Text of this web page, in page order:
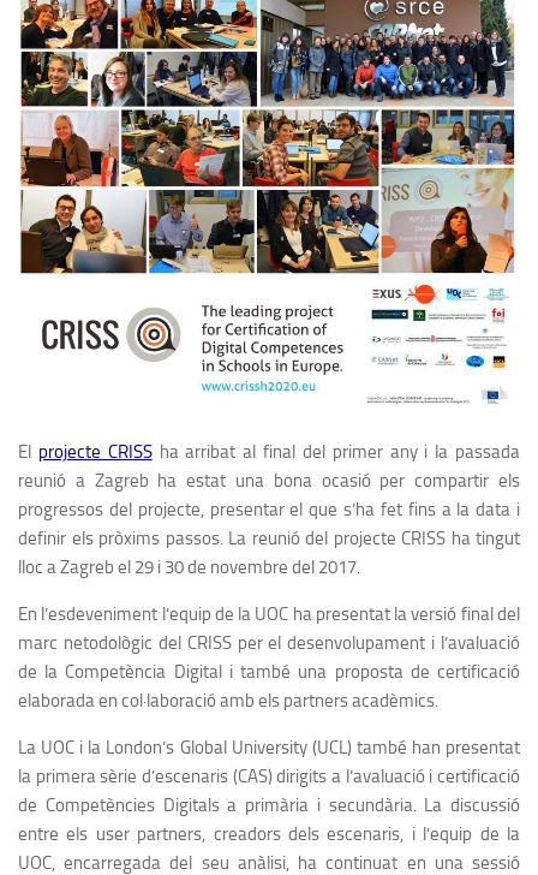
El projecte CRISSha arribat al final del primer any i la passada
reunió a Zagreb ha estat una bona ocasió per compartir els
progressos del projecte, presentar el que s’ha fet fins a la data i
definir els pròxims passos. La reunió del projecte CRISS ha tingut
lloc a Zagreb el 29 i 30 de novembre del 2017.
En l’esdeveniment l’equip de la UOC ha presentat la versió final del
marc netodològic del CRISS per el desenvolupament i l’avaluació
de la Competència Digital i també una proposta de certificació
elaborada en col·laboració amb els partners acadèmics.
La UOC i la London’s Global University (UCL) també han presentat
la primera sèrie d’escenaris (CAS) dirigits a l’avaluació i certificació
de Competències Digitals a primària i secundària. La discussió
entre els user partners, creadors dels escenaris, i l’equip de la
UOC, encarregada del seu anàlisi, ha continuat en una sessió